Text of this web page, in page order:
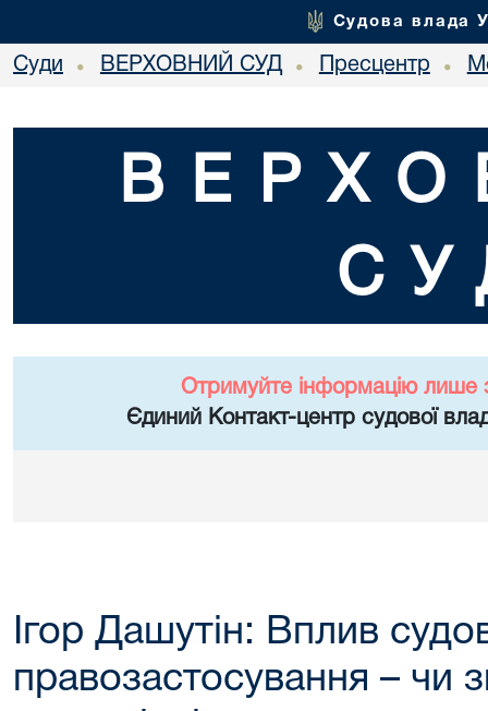
Судова влада
Суди • ВЕРХОВНИЙ СУД • Пресцентр •
Отримуйте інформацію лише
Єдиний Контакт-центр судової
Ігор Дашутін: Вплив
правозастосування – чи